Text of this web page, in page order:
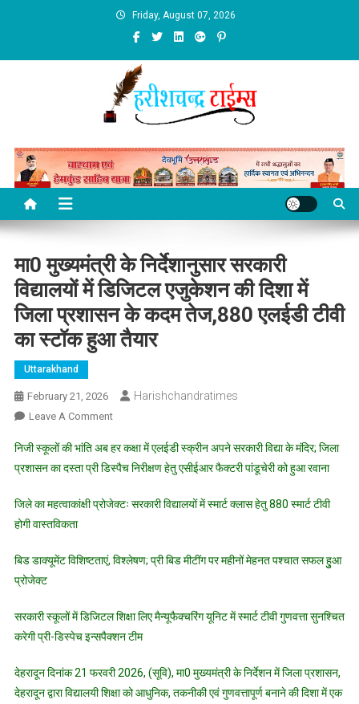
Friday, August 07, 2026
मा0 मुख्यमंत्री के निर्देशानुसार सरकारी
विद्यालयों में डिजिटल एजुकेशन की दिशा में
जिला प्रशासन के कदम तेज,880 एलईडी टीवी
का स्टॉक हुआ तैयार
Uttarakhand
February 21, 2026 Harishchandratimes
Leave A CommentOn
मुख्यमंत्री
के
सरकारी
डिजिटल
दिशा
में
प्रशासन
के
निजी स्कूलों की भांति अब हर कक्षा में एलईडी स्क्रीन अपने सरकारी विद्या के मंदिर; जिला
प्रशासन का दस्ता प्री डिस्पैच निरीक्षण हेतु एसीईआर फैक्टरी पांडूचेरी को हुआ रवाना
जिले का महत्वाकांक्षी प्रोजेक्टः सरकारी विद्यालयों में स्मार्ट क्लास हेतु 880 स्मार्ट टीवी
होगी वास्तविकता
बिड डाक्यूमेंट विशिष्टताएं, विश्लेषण; प्री बिड मीटींग पर महीनों मेहनत पश्चात सफल हुुआ
प्रोजेक्ट
सरकारी स्कूलों में डिजिटल शिक्षा लिए मैन्यूफैक्चरिंग यूनिट में स्मार्ट टीवी गुणवत्ता सुनश्चित
करेगी प्री-डिस्पेच इन्सपैक्शन टीम
देहरादून दिनांक 21 फरवरी 2026, (सूवि), मा0 मुख्यमंत्री के निर्देशन में जिला प्रशासन,
देहरादून द्वारा विद्यालयी शिक्षा को आधुनिक, तकनीकी एवं गुणवत्तापूर्ण बनाने की दिशा में एक